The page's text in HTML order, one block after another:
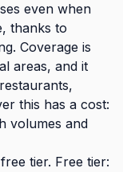
even when
thanks to
Coverage is
areas, and it
this has a cost:
volumes and
tier. Free tier: